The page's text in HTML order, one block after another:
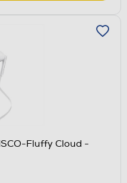
Fluffy Cloud -